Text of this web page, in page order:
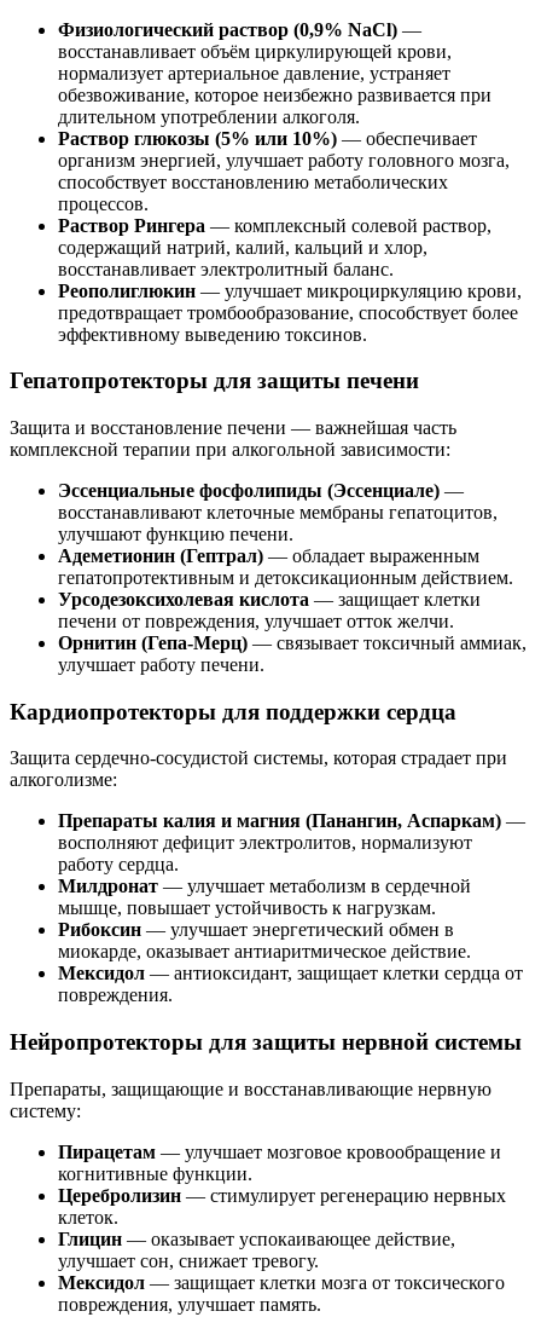
Физиологический раствор (0,9% NaCl) —
восстанавливает объём циркулирующей крови,
нормализует артериальное давление, устраняет
обезвоживание, которое неизбежно развивается при
длительном употреблении алкоголя.
Раствор глюкозы (5% или 10%) — обеспечивает
организм энергией, улучшает работу головного мозга,
способствует восстановлению метаболических
процессов.
Раствор Рингера — комплексный солевой раствор,
содержащий натрий, калий, кальций и хлор,
восстанавливает электролитный баланс.
Реополиглюкин — улучшает микроциркуляцию крови,
предотвращает тромбообразование, способствует более
эффективному выведению токсинов.
Гепатопротекторы для защиты печени
Защита и восстановление печени — важнейшая часть
комплексной терапии при алкогольной зависимости:
Эссенциальные фосфолипиды (Эссенциале) —
восстанавливают клеточные мембраны гепатоцитов,
улучшают функцию печени.
Адеметионин (Гептрал) — обладает выраженным
гепатопротективным и детоксикационным действием.
Урсодезоксихолевая кислота — защищает клетки
печени от повреждения, улучшает отток желчи.
Орнитин (Гепа-Мерц) — связывает токсичный аммиак,
улучшает работу печени.
Кардиопротекторы для поддержки сердца
Защита сердечно-сосудистой системы, которая страдает при
алкоголизме:
Препараты калия и магния (Панангин, Аспаркам) —
восполняют дефицит электролитов, нормализуют
работу сердца.
Милдронат — улучшает метаболизм в сердечной
мышце, повышает устойчивость к нагрузкам.
Рибоксин — улучшает энергетический обмен в
миокарде, оказывает антиаритмическое действие.
Мексидол — антиоксидант, защищает клетки сердца от
повреждения.
Нейропротекторы для защиты нервной системы
Препараты, защищающие и восстанавливающие нервную
систему:
Пирацетам — улучшает мозговое кровообращение и
когнитивные функции.
Церебролизин — стимулирует регенерацию нервных
клеток.
Глицин — оказывает успокаивающее действие,
улучшает сон, снижает тревогу.
Мексидол — защищает клетки мозга от токсического
повреждения, улучшает память.